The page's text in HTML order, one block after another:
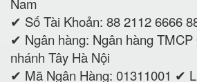
Nam
✔ Số Tài Khoản: 88 2112 6666
✔ Ngân hàng: Ngân hàng
nhánh Tây Hà Nội
✔ Mã Ngân Hàng: 01311001 ✔